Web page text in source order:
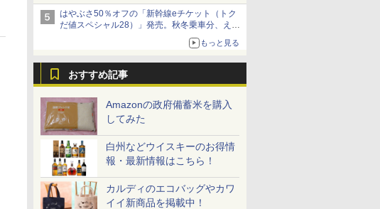
ショーツは1990円に
はやぶさ50％オフの「新幹線eチケット（トク
だ値スペシャル28）」発売。秋冬乗車分、えき
もっと見る
おすすめ記事
Amazonの政府備蓄米を購入
してみた
白州などウイスキーのお得情
報・最新情報はこちら！
カルディのエコバッグやカワ
イイ新商品を掲載中！